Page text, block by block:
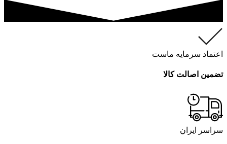
اعتماد سرمایه ماست
تضمین اصالت کالا
سراسر ایران